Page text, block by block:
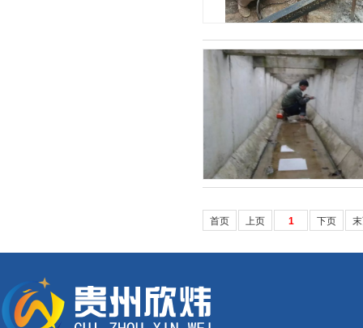
首页 上页 1 下页